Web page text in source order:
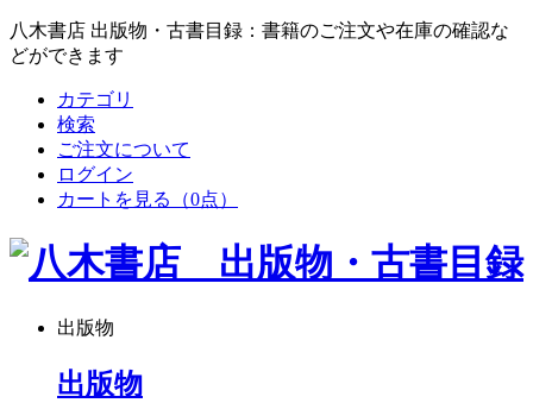
八木書店 出版物・古書目録：書籍のご注文や在庫の確認な
どができます
カテゴリ
検索
ご注文について
ログイン
カートを見る
（0点）
出版物
出版物